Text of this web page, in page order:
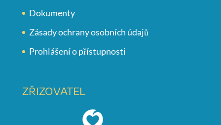
Dokumenty
Zásady ochrany osobních údajů
Prohlášení o přístupnosti
ZŘIZOVATEL